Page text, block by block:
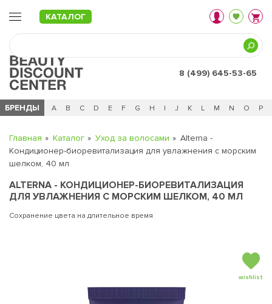
КАТАЛОГ
8 (499) 645-53-65
БРЕНДЫ
Ч 0 - 9 A B C D E F G H I J K L M N O P
Главная Каталог Уход за волосами
Alterna -
Кондиционер-биоревитализация для увлажнения с морским
шелком, 40 мл
ALTERNA - КОНДИЦИОНЕР-БИОРЕВИТАЛИЗАЦИЯ
ДЛЯ УВЛАЖНЕНИЯ С МОРСКИМ ШЕЛКОМ, 40 МЛ
Сохранение цвета на длительное время
wishlist